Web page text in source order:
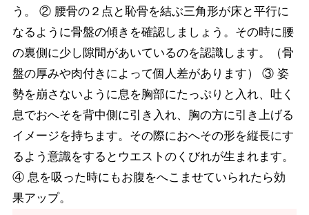
う。 ② 腰骨の２点と恥骨を結ぶ三角形が床と平行に
なるように骨盤の傾きを確認しましょう。その時に腰
の裏側に少し隙間があいているのを認識します。（骨
盤の厚みや肉付きによって個人差があります） ③ 姿
勢を崩さないように息を胸部にたっぷりと入れ、吐く
息でおへそを背中側に引き入れ、胸の方に引き上げる
イメージを持ちます。その際におへその形を縦長にす
るよう意識をするとウエストのくびれが生まれます。
④ 息を吸った時にもお腹をへこませていられたら効
果アップ。